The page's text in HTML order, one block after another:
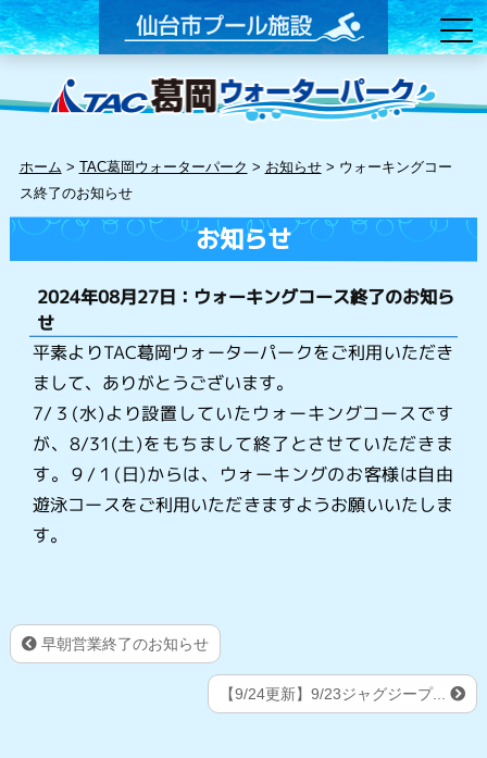
ホーム > TAC葛岡ウォーターパーク > お知らせ> ウォーキングコー
ス終了のお知らせ
お知らせ
2024年08月27日：ウォーキングコース終了のお知ら
せ
平素よりTAC葛岡ウォーターパークをご利用いただき
まして、ありがとうございます。
7/３(水)より設置していたウォーキングコースです
が、8/31(土)をもちまして終了とさせていただきま
す。９/１(日)からは、ウォーキングのお客様は自由
遊泳コースをご利用いただきますようお願いいたしま
す。
早朝営業終了のお知らせ
【9/24更新】9/23ジャグジープ...